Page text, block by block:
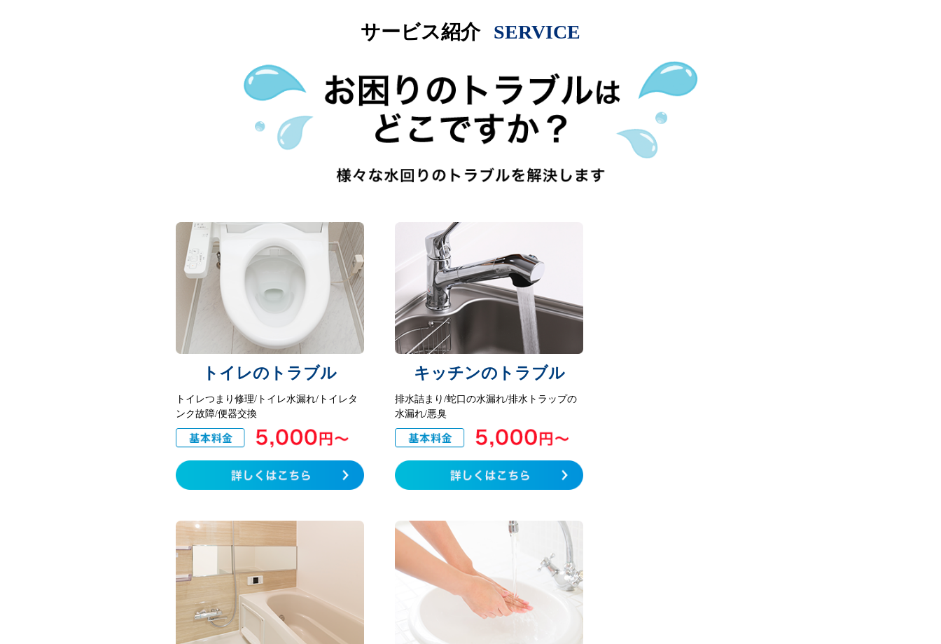
サービス紹介 SERVICE
トイレのトラブル
トイレつまり修理/トイレ水漏れ/トイレタ
ンク故障/便器交換
キッチンのトラブル
排水詰まり/蛇口の水漏れ/排水トラップの
水漏れ/悪臭